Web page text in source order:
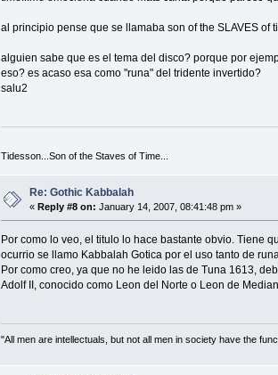
al principio pense que se llamaba son of the SLAVES of
alguien sabe que es el tema del disco? porque por
eso? es acaso esa como "runa" del tridente invertido?
salu2
Tidesson...Son of the Staves of Time...
Re: Gothic Kabbalah
«Reply #8 on: January 14, 2007, 08:41:48 pm »
Por como lo veo, el titulo lo hace bastante obvio. Tiene
ocurrio se llamo Kabbalah Gotica por el uso tanto de
Por como creo, ya que no he leido las de Tuna 1613,
Adolf II, conocido como Leon del Norte o Leon de
"All men are intellectuals, but not all men in society have the